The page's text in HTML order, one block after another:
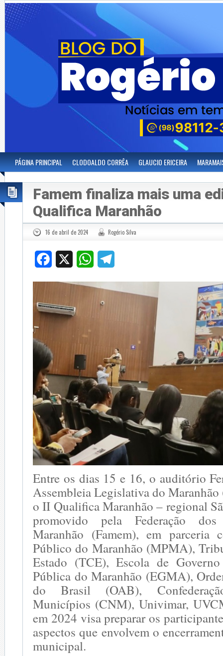
PÁGINA PRINCIPAL CLODOALDO CORRÊA GLAUCIO ERICEIRA
Famem finaliza mais uma
Qualifica Maranhão
16 de abril de 2024 Rogério Silva
Facebook WhatsApp
Entre os dias 15 e 16, o auditório
Assembleia Legislativa do
o II Qualifica Maranhão – regional
promovido pela Federação
Maranhão (Famem), em parceria
Público do Maranhão (MPMA),
Estado (TCE), Escola de
Pública do Maranhão (EGMA),
do Brasil (OAB),
Municípios (CNM), Univimar,
em 2024 visa preparar os
aspectos que envolvem o
municipal.